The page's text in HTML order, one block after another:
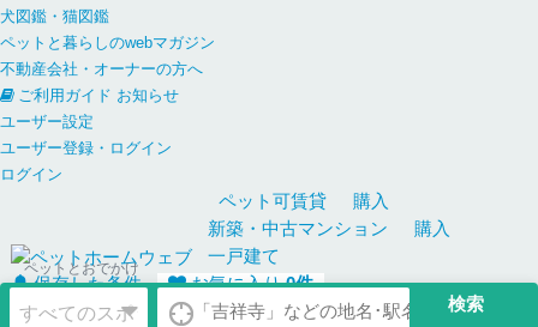
犬図鑑・猫図鑑
ペットと暮らしのwebマガジン
不動産会社・オーナーの方へ
ご利用ガイド お知らせ
ユーザー設定
ユーザー登録・ログイン
ログイン
ペット可賃貸
購入
新築・中古マンション
購入
一戸建て
保存した条件
お気に入り0件
ペットとおでかけ